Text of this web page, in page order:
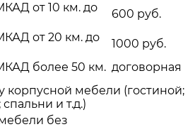
от 10 км. до
600 руб.
от 20 км. до
1000 руб.
более 50 км. договорная
корпусной мебели (гостиной;
и т.д.)
без